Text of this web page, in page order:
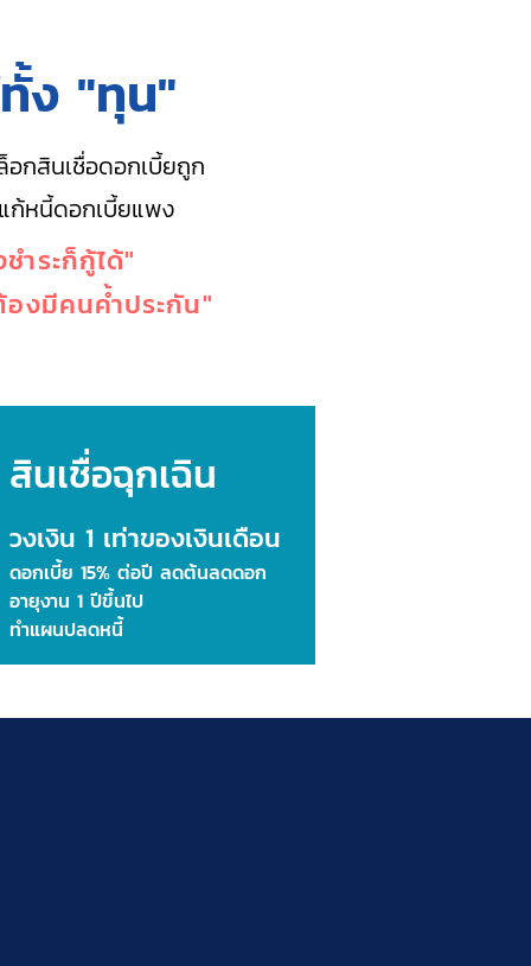
ง "ทุน"
กสินเชื่อดอกเบี้ยถูก
ก้หนี้ดอกเบี้ยแพง
ำระก็กู้ได้"
องมีคนค้ำประกัน"
สินเชื่อฉุกเฉิน
วงเงิน 1 เท่าของเงินเดือน
ดอกเบี้ย 15% ต่อปี ลดต้นลดดอก
อายุงาน 1 ปีขึ้นไป
ทำแผนปลดหนี้